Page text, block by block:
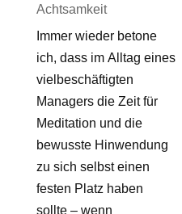
Achtsamkeit
Immer wieder betone
ich, dass im Alltag eines
vielbeschäftigten
Managers die Zeit für
Meditation und die
bewusste Hinwendung
zu sich selbst einen
festen Platz haben
sollte – wenn